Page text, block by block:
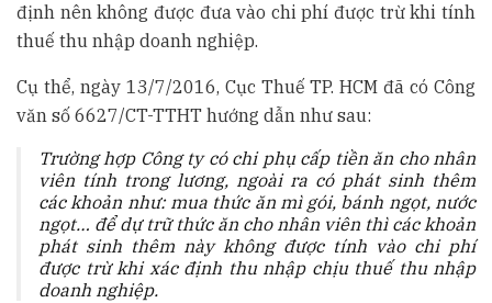
định nên không được đưa vào chi phí được trừ khi tính
thuế thu nhập doanh nghiệp.
Cụ thể, ngày 13/7/2016, Cục Thuế TP. HCM đã có Công
văn số 6627/CT-TTHT hướng dẫn như sau:
Trường hợp Công ty có chi phụ cấp tiền ăn cho nhân
viên tính trong lương, ngoài ra có phát sinh thêm
các khoản như: mua thức ăn mì gói, bánh ngọt, nước
ngọt… để dự trữ thức ăn cho nhân viên thì các khoản
phát sinh thêm này không được tính vào chi phí
được trừ khi xác định thu nhập chịu thuế thu nhập
doanh nghiệp.